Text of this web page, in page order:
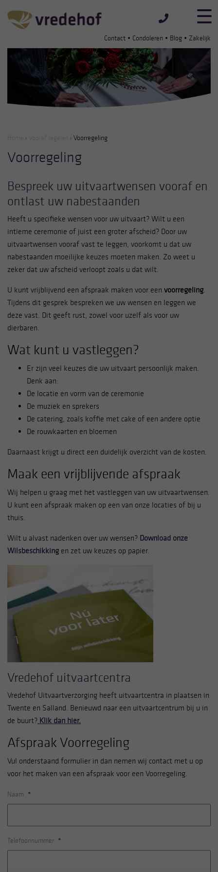
Contact • Condoleren • Blog • Zakelijk
Voorregeling
Voorregeling
Bespreek uw uitvaartwensen vooraf en
ontlast uw nabestaanden
Heeft u specifieke wensen voor uw uitvaart? Wilt u een
intieme ceremonie of juist een groter afscheid? Door uw
uitvaartwensen vooraf vast te leggen, voorkomt u dat uw
nabestaanden moeilijke keuzes moeten maken. Zo weet u
zeker dat uw afscheid verloopt zoals u dat wilt.
U kunt vrijblijvend een afspraak maken voor een voorregeling.
Tijdens dit gesprek bespreken we uw wensen en leggen we
deze vast. Dit geeft rust, zowel voor uzelf als voor uw
dierbaren.
Wat kunt u vastleggen?
Er zijn veel keuzes die uw uitvaart persoonlijk maken.
Denk aan:
De locatie en vorm van de ceremonie
De muziek en sprekers
De catering, zoals koffie met cake of een andere optie
De rouwkaarten en bloemen
Daarnaast krijgt u direct een duidelijk overzicht van de kosten.
Maak een vrijblijvende afspraak
Wij helpen u graag met het vastleggen van uw uitvaartwensen.
U kunt een afspraak maken op een van onze locaties of bij u
thuis.
Wilt u alvast nadenken over uw wensen? Download onze
Wilsbeschikking en zet uw keuzes op papier.
Vredehof uitvaartcentra
Vredehof Uitvaartverzorging heeft uitvaartcentra in plaatsen in
Twente en Salland. Benieuwd naar een uitvaartcentrum bij u in
de buurt? Klik dan hier.
Afspraak Voorregeling
Vul onderstaand formulier in dan nemen wij contact met u op
voor het maken van een afspraak voor een Voorregeling.
Naam *
Telefoonnummer *